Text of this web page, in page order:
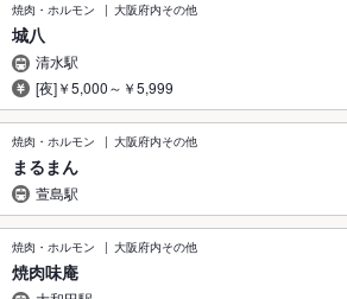
焼肉・ホルモン 大阪府内その他
城八
清水駅
[夜]￥5,000～￥5,999
焼肉・ホルモン 大阪府内その他
まるまん
萱島駅
焼肉・ホルモン 大阪府内その他
焼肉味庵